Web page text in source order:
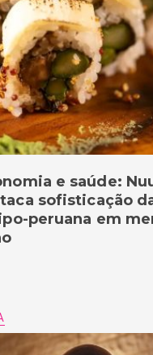
e saúde:
sofisticação
peruana em